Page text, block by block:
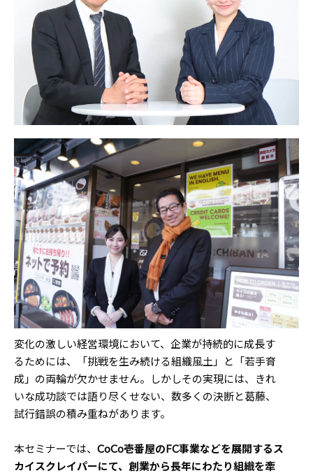
変化の激しい経営環境において、企業が持続的に成長す
るためには、「挑戦を生み続ける組織風土」と「若手育
成」の両輪が欠かせません。しかしその実現には、きれ
いな成功談では語り尽くせない、数多くの決断と葛藤、
試行錯誤の積み重ねがあります。
本セミナーでは、 CoCo壱番屋のFC事業などを展開するス
カイスクレイパーにて、創業から長年にわたり組織を牽